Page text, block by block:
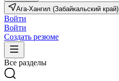
Ага-Хангил (Забайкальский край)
Войти
Войти
Создать резюме
Все разделы